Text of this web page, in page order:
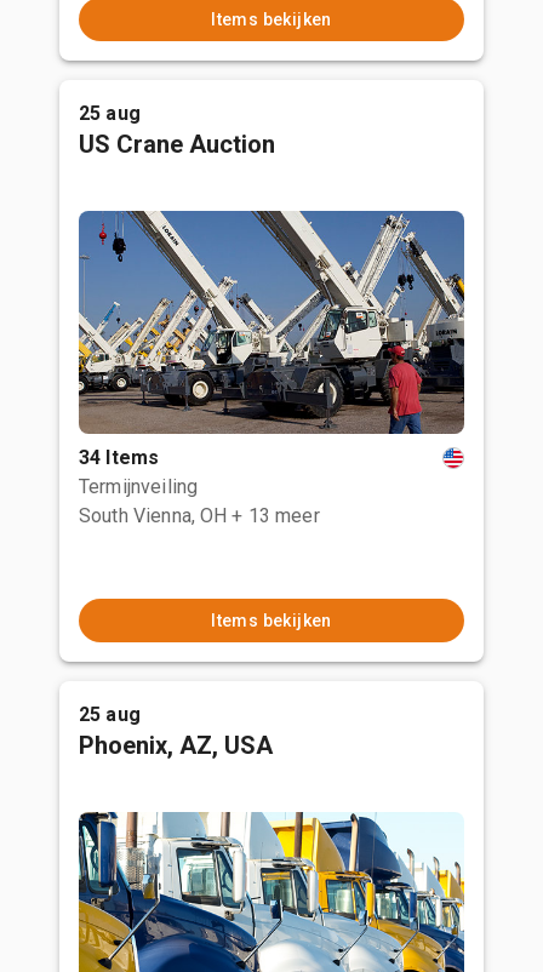
Items bekijken
25 aug
US Crane Auction
34 Items
Termijnveiling
South Vienna, OH + 13 meer
Items bekijken
25 aug
Phoenix, AZ, USA